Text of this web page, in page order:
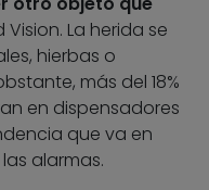
Vision. La herida se
hierbas o
más del 18%
en dispensadores
que va en
alarmas.